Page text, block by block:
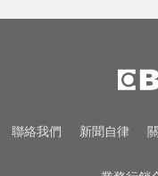
住處 死因
MLB／李
給水手終
醫起看／
聯絡我們 新聞自律